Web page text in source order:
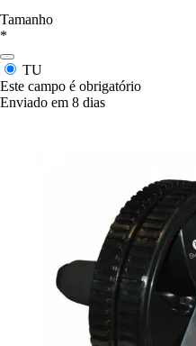
Tamanho
*
TU
Este campo é obrigatório
Enviado em 8 dias